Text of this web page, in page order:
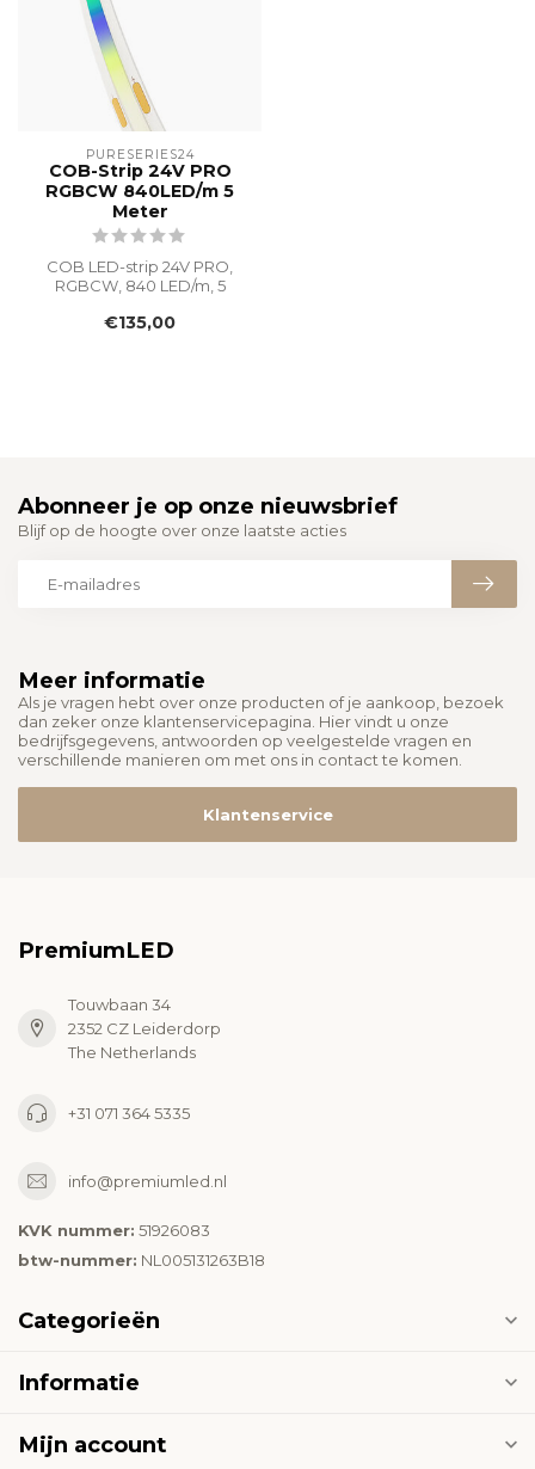
PURESERIES24
COB-Strip 24V PRO
RGBCW 840LED/m 5
Meter
COB LED-strip 24V PRO,
RGBCW, 840 LED/m, 5
lichtlijn, RGB ...
€135,00
Meer informatie
Als je vragen hebt over onze producten of je aankoop, bezoek
dan zeker onze klantenservicepagina. Hier vindt u onze
bedrijfsgegevens, antwoorden op veelgestelde vragen en
verschillende manieren om met ons in contact te komen.
Klantenservice
Abonneer je op onze nieuwsbrief
Blijf op de hoogte over onze laatste acties
PremiumLED
Touwbaan 34
2352 CZ Leiderdorp
The Netherlands
+31 071 364 5335
info@premiumled.nl
KVK nummer: 51926083
btw-nummer: NL005131263B18
Categorieën
Informatie
Mijn account